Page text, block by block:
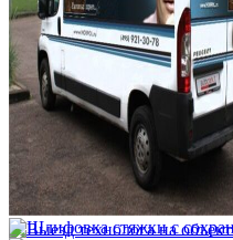
Выезд технолога на
3 500 ₽